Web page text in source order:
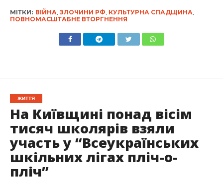
МІТКИ: ВІЙНА ЗЛОЧИНИ РФ КУЛЬТУРНА СПАДЩИНА
ПОВНОМАСШТАБНЕ ВТОРГНЕННЯ
ЖИТТЯ
На Київщині понад вісім
тисяч школярів взяли
участь у “Всеукраїнських
шкільних лігах пліч-о-
пліч”